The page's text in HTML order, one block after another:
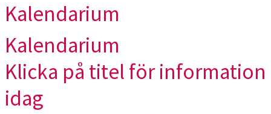
Kalendarium
Kalendarium
Klicka på titel för
idag